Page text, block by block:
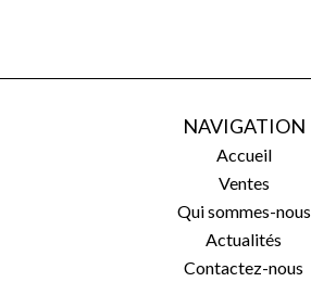
NAVIGATION
Accueil
Ventes
Qui sommes-nous
Actualités
Contactez-nous